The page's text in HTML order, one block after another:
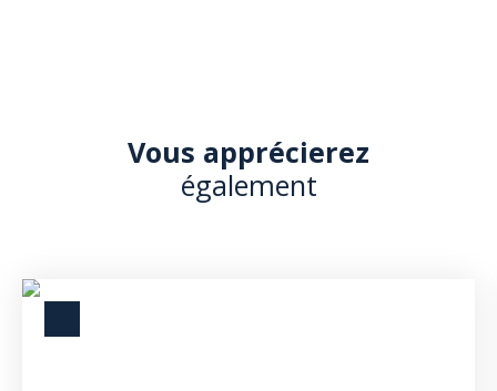
Vous apprécierez
également